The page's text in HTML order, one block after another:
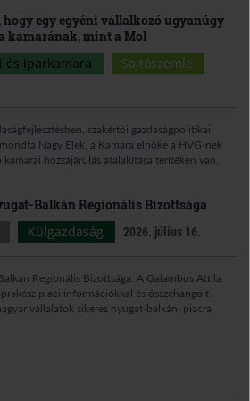
hogy egy egyéni vállalkozó ugyanúgy
kamarának, mint a Mol
és Iparkamara
Sajtószemle
szakértői gazdaságpolitikai
Nagy Elek, a Kamara elnöke a HVG-nek
hozzájárulás átalakítása terítéken van.
Balkán Regionális Bizottsága
Külgazdaság 2026. július 16.
Regionális Bizottsága. A Galambos Attila
piaci információkkal és összehangolt
vállalatok sikeres nyugat-balkáni piacra